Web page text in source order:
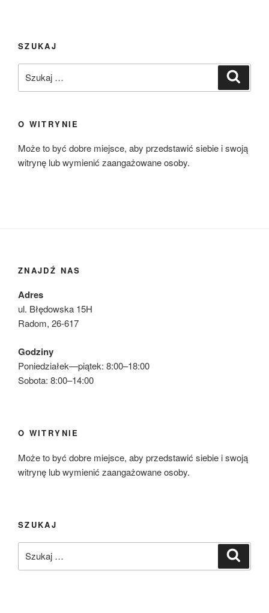
SZUKAJ
O WITRYNIE
Może to być dobre miejsce, aby przedstawić siebie i swoją
witrynę lub wymienić zaangażowane osoby.
ZNAJDŹ NAS
Adres
ul. Błędowska 15H
Radom, 26-617
Godziny
Poniedziałek—piątek: 8:00–18:00
Sobota: 8:00–14:00
O WITRYNIE
Może to być dobre miejsce, aby przedstawić siebie i swoją
witrynę lub wymienić zaangażowane osoby.
SZUKAJ